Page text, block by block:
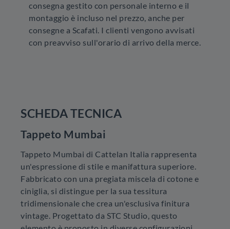
consegna gestito con personale interno e il
montaggio è incluso nel prezzo, anche per
consegne a Scafati. I clienti vengono avvisati
con preavviso sull'orario di arrivo della merce.
SCHEDA TECNICA
Tappeto Mumbai
Tappeto Mumbai di Cattelan Italia rappresenta
un'espressione di stile e manifattura superiore.
Fabbricato con una pregiata miscela di cotone e
ciniglia, si distingue per la sua tessitura
tridimensionale che crea un'esclusiva finitura
vintage. Progettato da STC Studio, questo